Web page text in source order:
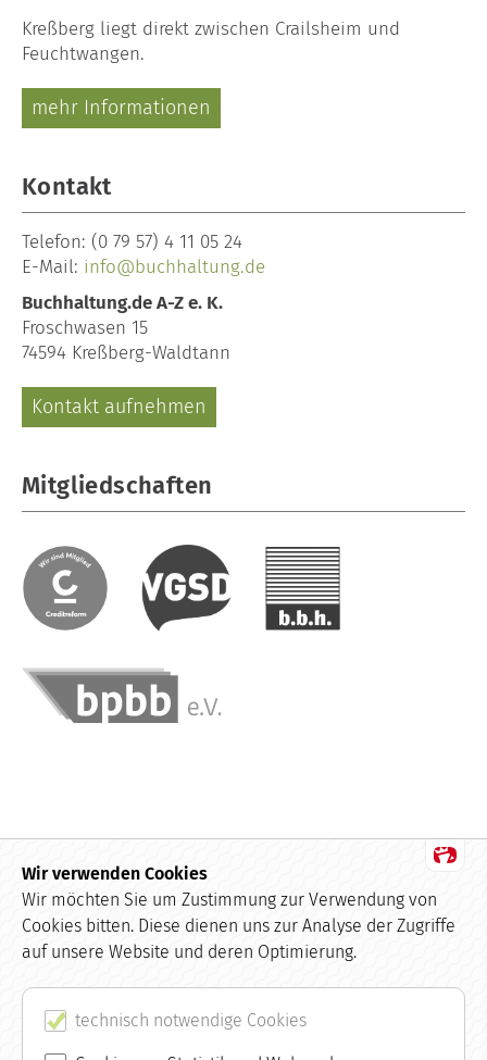
Kreßberg liegt direkt zwischen Crailsheim und
Feuchtwangen.
mehr Informationen
Kontakt
Telefon: (0 79 57) 4 11 05 24
E-Mail: info@buchhaltung.de
Buchhaltung.de A-Z e. K.
Froschwasen 15
74594 Kreßberg-Waldtann
Kontakt aufnehmen
Mitgliedschaften
Datenschutz
Impressum
Kontakt
Wir verwenden Cookies
Wir möchten Sie um Zustimmung zur Verwendung von
Cookies bitten. Diese dienen uns zur Analyse der Zugriffe
auf unsere Website und deren Optimierung.
technisch notwendige Cookies
Kundenbewertungen und Erfahrungen zu
SEHR GUT